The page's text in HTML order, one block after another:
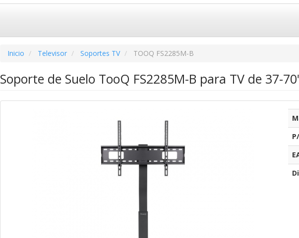
Inicio Televisor Soportes TV TOOQ FS2285M-B
Soporte de Suelo TooQ FS2285M-B para TV de 37-